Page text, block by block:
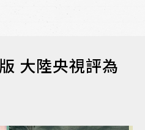
大陸央視評為